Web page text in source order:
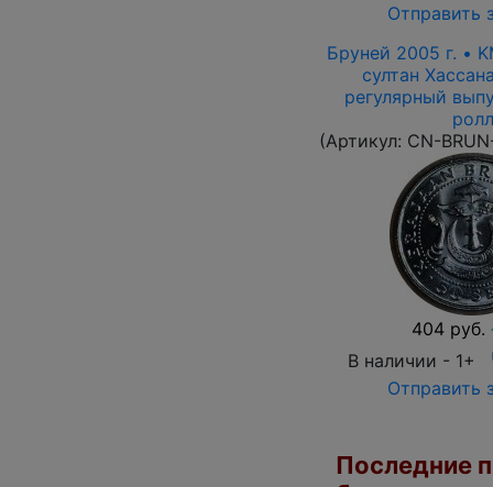
Отправить
Бруней 2005 г. •
султан
регулярный
(Артикул: CN-
404 руб.
В наличии - 1+
Отправить
Последние